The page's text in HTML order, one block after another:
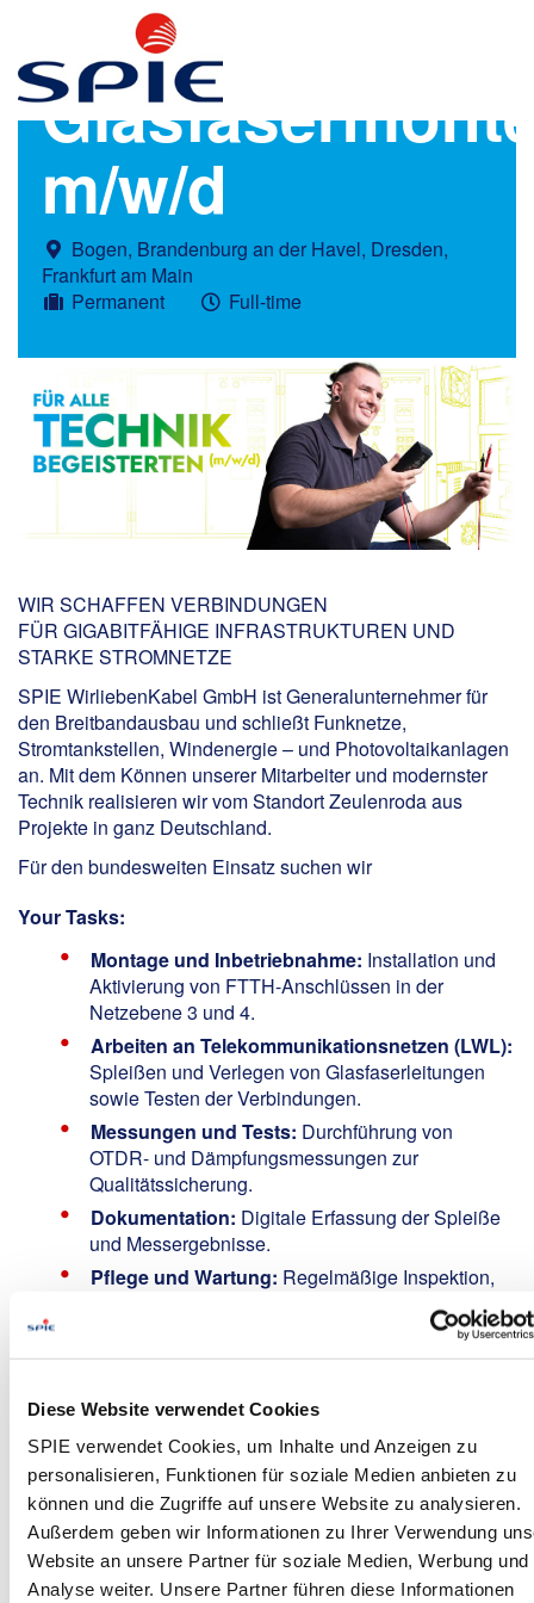
Diese Website verwendet Cookies
SPIE verwendet Cookies, um Inhalte und Anzeigen zu
personalisieren, Funktionen für soziale Medien anbieten zu
können und die Zugriffe auf unsere Website zu analysieren.
Außerdem geben wir Informationen zu Ihrer Verwendung
Website an unsere Partner für soziale Medien, Werbung und
Analyse weiter. Unsere Partner führen diese Informationen
m/w/d
Bogen, Brandenburg an der Havel, Dresden,
Frankfurt am Main
Permanent
Full-time
WIR SCHAFFEN VERBINDUNGEN
FÜR GIGABITFÄHIGE INFRASTRUKTUREN UND
STARKE STROMNETZE
SPIE WirliebenKabel GmbH ist Generalunternehmer für
den Breitbandausbau und schließt Funknetze,
Stromtankstellen, Windenergie – und Photovoltaikanlagen
an. Mit dem Können unserer Mitarbeiter und modernster
Technik realisieren wir vom Standort Zeulenroda aus
Projekte in ganz Deutschland.
Für den bundesweiten Einsatz suchen wir
Your Tasks:
Montage und Inbetriebnahme: Installation und
Aktivierung von FTTH-Anschlüssen in der
Netzebene 3 und 4.
Arbeiten an Telekommunikationsnetzen (LWL):
Spleißen und Verlegen von Glasfaserleitungen
sowie Testen der Verbindungen.
Messungen und Tests: Durchführung von
OTDR- und Dämpfungsmessungen zur
Qualitätssicherung.
Dokumentation: Digitale Erfassung der Spleiße
und Messergebnisse.
Pflege und Wartung: Regelmäßige Inspektion,
Wartung und Instandhaltung von Werkzeugen,
Berufsausbildung:Abgeschlossene Ausbildung
als Elektriker, Mechaniker, Maschinist,
Baugeräteführer o.Ä., idealerweise mit mindestens
4 Jahren Berufserfahrung. Quereinsteiger mit
technischer Erfahrung sind ebenfalls willkommen.
Führerschein:Klasse B ist erforderlich.
Montageeinsatz:Bereitschaft zu